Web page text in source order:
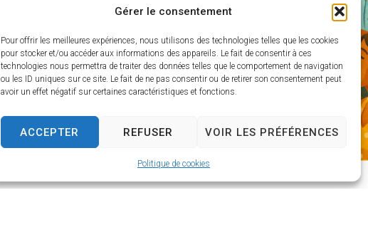
Gérer le consentement
Pour offrir les meilleures expériences, nous utilisons des technologies telles que les cookies
pour stocker et/ou accéder aux informations des appareils. Le fait de consentir à ces
technologies nous permettra de traiter des données telles que le comportement de navigation
ou les ID uniques sur ce site. Le fait de ne pas consentir ou de retirer son consentement peut
avoir un effet négatif sur certaines caractéristiques et fonctions.
ACCEPTER REFUSER VOIR LES PRÉFÉRENCES
Politique de cookies